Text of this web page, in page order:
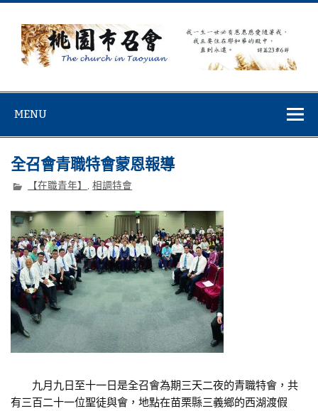
Skip
content
MENU
全召會青職特會蒙恩報導
【在職青年】 ,相調特會
九月九日至十一日是全召會為期三天二夜的青職特會，共
有三百二十一位聖徒與會，地點在苗栗縣三義鄉的西湖渡假